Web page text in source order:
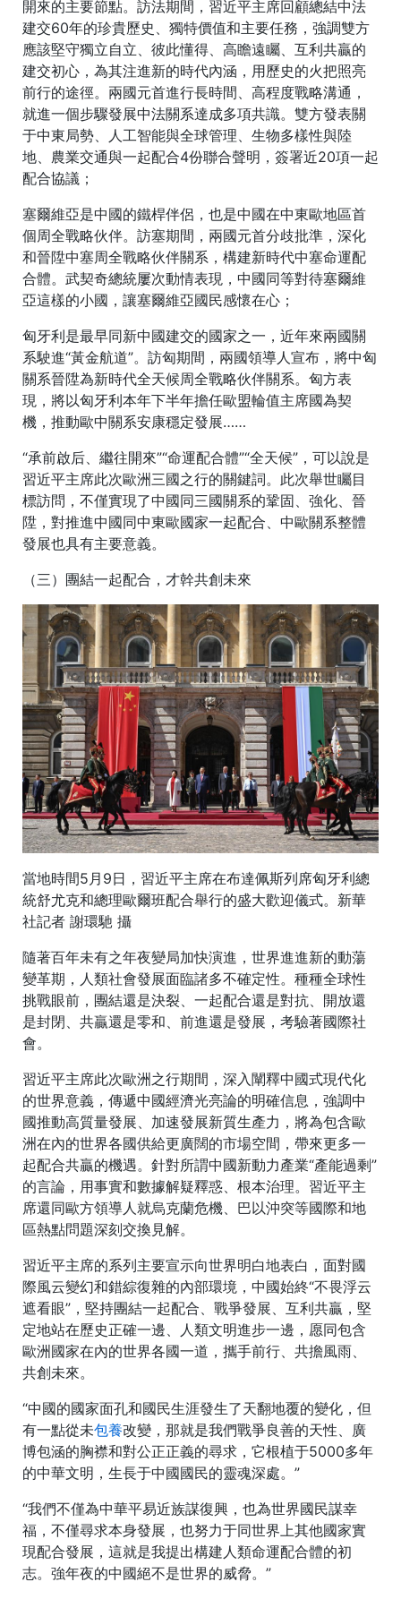
開來的主要節點。訪法期間，習近平主席回顧總結中法
建交60年的珍貴歷史、獨特價值和主要任務，強調雙方
應該堅守獨立自立、彼此懂得、高瞻遠矚、互利共贏的
建交初心，為其注進新的時代內涵，用歷史的火把照亮
前行的途徑。兩國元首進行長時間、高程度戰略溝通，
就進一個步驟發展中法關系達成多項共識。雙方發表關
于中東局勢、人工智能與全球管理、生物多樣性與陸
地、農業交通與一起配合4份聯合聲明，簽署近20項一起
配合協議；
塞爾維亞是中國的鐵桿伴侶，也是中國在中東歐地區首
個周全戰略伙伴。訪塞期間，兩國元首分歧批準，深化
和晉陞中塞周全戰略伙伴關系，構建新時代中塞命運配
合體。武契奇總統屢次動情表現，中國同等對待塞爾維
亞這樣的小國，讓塞爾維亞國民感懷在心；
匈牙利是最早同新中國建交的國家之一，近年來兩國關
系駛進“黃金航道”。訪匈期間，兩國領導人宣布，將中匈
關系晉陞為新時代全天候周全戰略伙伴關系。匈方表
現，將以匈牙利本年下半年擔任歐盟輪值主席國為契
機，推動歐中關系安康穩定發展……
“承前啟后、繼往開來”“命運配合體”“全天候”，可以說是
習近平主席此次歐洲三國之行的關鍵詞。此次舉世矚目
標訪問，不僅實現了中國同三國關系的鞏固、強化、晉
陞，對推進中國同中東歐國家一起配合、中歐關系整體
發展也具有主要意義。
（三）團結一起配合，才幹共創未來
當地時間5月9日，習近平主席在布達佩斯列席匈牙利總
統舒尤克和總理歐爾班配合舉行的盛大歡迎儀式。新華
社記者 謝環馳 攝
隨著百年未有之年夜變局加快演進，世界進進新的動蕩
變革期，人類社會發展面臨諸多不確定性。種種全球性
挑戰眼前，團結還是決裂、一起配合還是對抗、開放還
是封閉、共贏還是零和、前進還是發展，考驗著國際社
會。
習近平主席此次歐洲之行期間，深入闡釋中國式現代化
的世界意義，傳遞中國經濟光亮論的明確信息，強調中
國推動高質量發展、加速發展新質生產力，將為包含歐
洲在內的世界各國供給更廣闊的市場空間，帶來更多一
起配合共贏的機遇。針對所謂中國新動力產業“產能過剩”
的言論，用事實和數據解疑釋惑、根本治理。習近平主
席還同歐方領導人就烏克蘭危機、巴以沖突等國際和地
區熱點問題深刻交換見解。
習近平主席的系列主要宣示向世界明白地表白，面對國
際風云變幻和錯綜復雜的內部環境，中國始終“不畏浮云
遮看眼”，堅持團結一起配合、戰爭發展、互利共贏，堅
定地站在歷史正確一邊、人類文明進步一邊，愿同包含
歐洲國家在內的世界各國一道，攜手前行、共擔風雨、
共創未來。
“中國的國家面孔和國民生涯發生了天翻地覆的變化，但
有一點從未包養改變，那就是我們戰爭良善的天性、廣
博包涵的胸襟和對公正正義的尋求，它根植于5000多年
的中華文明，生長于中國國民的靈魂深處。”
“我們不僅為中華平易近族謀復興，也為世界國民謀幸
福，不僅尋求本身發展，也努力于同世界上其他國家實
現配合發展，這就是我提出構建人類命運配合體的初
志。強年夜的中國絕不是世界的威脅。”